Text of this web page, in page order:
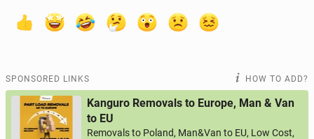
SPONSORED LINKS HOW TO ADD?
Kanguro Removals to Europe, Man & Van
to EU
Removals to Poland, Man&Van to EU, Low Cost,